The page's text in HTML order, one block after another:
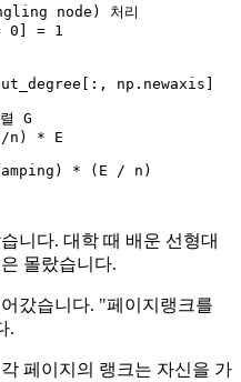
node) 처리
0 ] = 1
np.newaxis]
G
n) * E
* (E / n)
니다. 대학 때 배운 선형대
몰랐습니다.
갔습니다. "페이지랭크를
.
페이지의 랭크는 자신을 가